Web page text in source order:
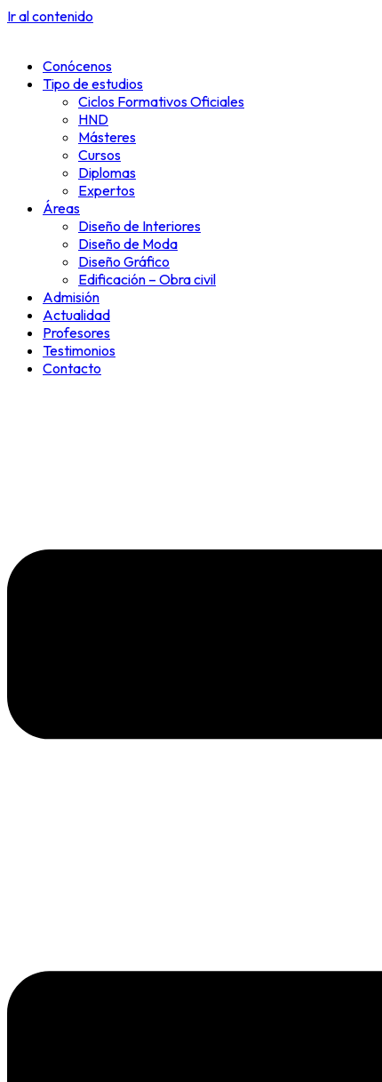
Ir al contenido
Conócenos
Tipo de estudios
Ciclos Formativos Oficiales
HND
Másteres
Cursos
Diplomas
Expertos
Áreas
Diseño de Interiores
Diseño de Moda
Diseño Gráfico
Edificación – Obra civil
Admisión
Actualidad
Profesores
Testimonios
Contacto